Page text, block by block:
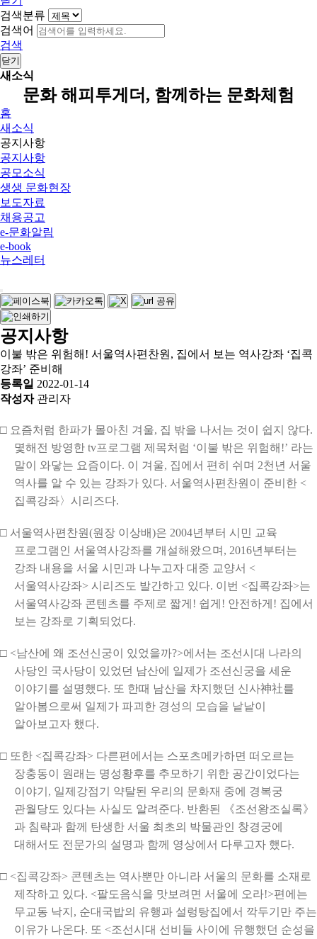
검색분류
검색어
검색
닫기
새소식
문화 해피투게더, 함께하는 문화체험
홈
새소식
공지사항
공지사항
공모소식
생생 문화현장
보도자료
채용공고
e-문화알림
e-book
뉴스레터
공지사항
이불 밖은 위험해! 서울역사편찬원, 집에서 보는 역사강좌 ‘집콕
강좌’ 준비해
등록일 2022-01-14
작성자 관리자
□ 요즘처럼 한파가 몰아친 겨울, 집 밖을 나서는 것이 쉽지 않다.
몇해전 방영한 tv프로그램 제목처럼 ‘이불 밖은 위험해!’ 라는
말이 와닿는 요즘이다. 이 겨울, 집에서 편히 쉬며 2천년 서울
역사를 알 수 있는 강좌가 있다. 서울역사편찬원이 준비한 <
집콕강좌〉시리즈다.
□ 서울역사편찬원(원장 이상배)은 2004년부터 시민 교육
프로그램인 서울역사강좌를 개설해왔으며, 2016년부터는
강좌 내용을 서울 시민과 나누고자 대중 교양서 <
서울역사강좌> 시리즈도 발간하고 있다. 이번 <집콕강좌>는
서울역사강좌 콘텐츠를 주제로 짧게! 쉽게! 안전하게! 집에서
보는 강좌로 기획되었다.
□ <남산에 왜 조선신궁이 있었을까?>에서는 조선시대 나라의
사당인 국사당이 있었던 남산에 일제가 조선신궁을 세운
이야기를 설명했다. 또 한때 남산을 차지했던 신사神社를
알아봄으로써 일제가 파괴한 경성의 모습을 낱낱이
알아보고자 했다.
□ 또한 <집콕강좌> 다른편에서는 스포츠메카하면 떠오르는
장충동이 원래는 명성황후를 추모하기 위한 공간이었다는
이야기, 일제강점기 약탈된 우리의 문화재 중에 경복궁
관월당도 있다는 사실도 알려준다. 반환된 《조선왕조실록》
과 침략과 함께 탄생한 서울 최초의 박물관인 창경궁에
대해서도 전문가의 설명과 함께 영상에서 다루고자 했다.
□ <집콕강좌> 콘텐츠는 역사뿐만 아니라 서울의 문화를 소재로
제작하고 있다. <팔도음식을 맛보려면 서울에 오라!>편에는
무교동 낙지, 순대국밥의 유행과 설렁탕집에서 깍두기만 주는
이유가 나온다. 또 <조선시대 선비들 사이에 유행했던 순성을